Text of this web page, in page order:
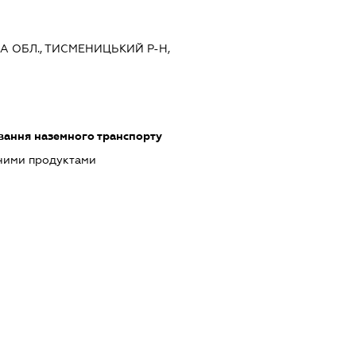
ОБЛ., ТИСМЕНИЦЬКИЙ Р-Н,
наземного транспорту
продуктами